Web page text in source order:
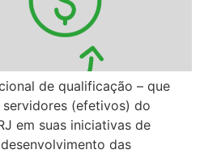
de qualificação – que
(efetivos) do
em suas iniciativas de
das